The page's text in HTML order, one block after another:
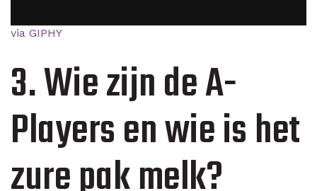
via GIPHY
3. Wie zijn de A-
Players en wie is het